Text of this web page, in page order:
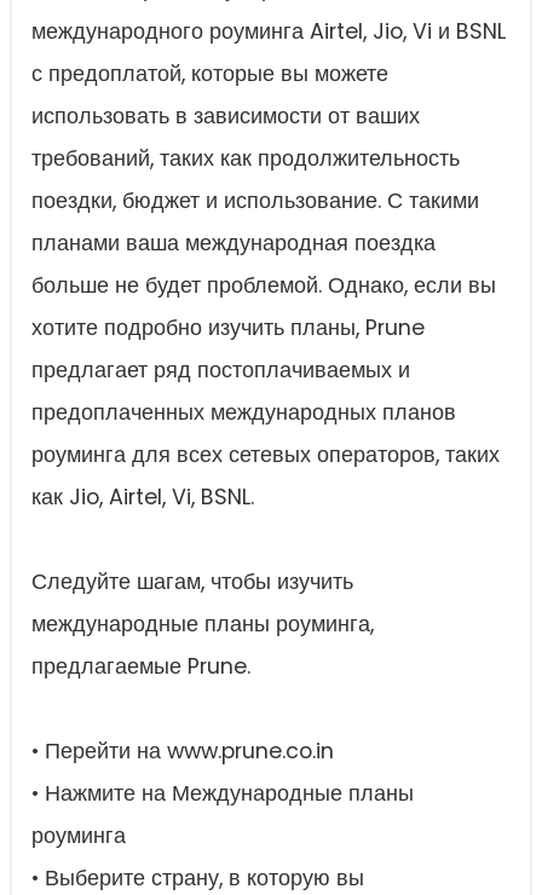
международного роуминга Airtel, Jio, Vi и BSNL
с предоплатой, которые вы можете
использовать в зависимости от ваших
требований, таких как продолжительность
поездки, бюджет и использование. С такими
планами ваша международная поездка
больше не будет проблемой. Однако, если вы
хотите подробно изучить планы, Prune
предлагает ряд постоплачиваемых и
предоплаченных международных планов
роуминга для всех сетевых операторов, таких
как Jio, Airtel, Vi, BSNL.
Следуйте шагам, чтобы изучить
международные планы роуминга,
предлагаемые Prune.
• Перейти на www.prune.co.in
• Нажмите на Международные планы
роуминга
• Выберите страну, в которую вы